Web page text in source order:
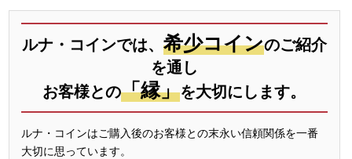
ルナ・コインでは、 希少コインのご紹介
を通し
お客様との「縁」を大切にします。
ルナ・コインはご購入後のお客様との末永い信頼関係を一番
大切に思っています。